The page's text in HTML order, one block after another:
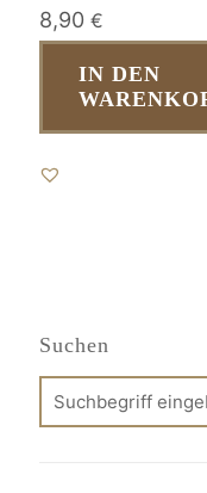
8,90 €
IN DEN
Suchen